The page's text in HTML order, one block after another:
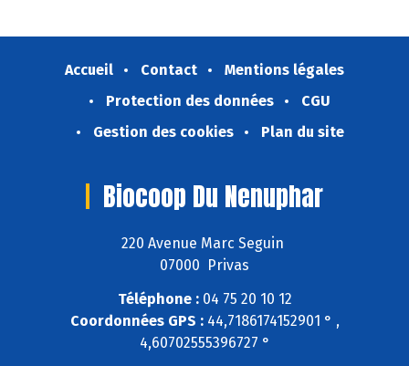
Accueil Contact
Mentions légales
Protection des données
CGU
Gestion des cookies
Plan du site
Biocoop Du Nenuphar
220 Avenue Marc Seguin
07000 Privas
Téléphone :04 75 20 10 12
Coordonnées GPS :44,7186174152901 ° ,
4,60702555396727 °